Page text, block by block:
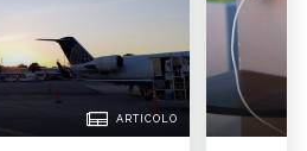
ARTICOLO